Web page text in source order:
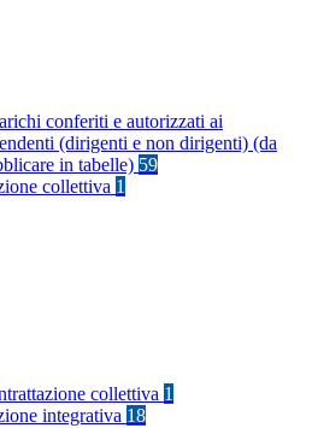
conferiti e autorizzati ai
(dirigenti e non dirigenti) (da
in tabelle) 59
collettiva 1
collettiva 1
integrativa 18